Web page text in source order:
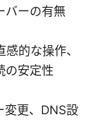
バーの有無
的な操作、
の安定性
変更、DNS設